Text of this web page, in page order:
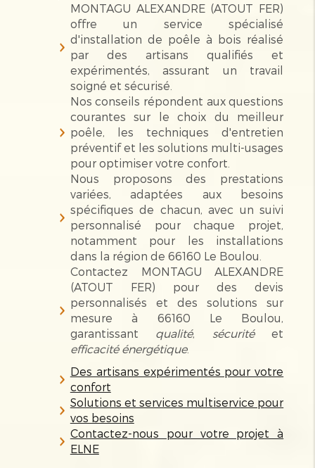
MONTAGU ALEXANDRE (ATOUT FER)
offre un service spécialisé
d'installation de poêle à bois réalisé
par des artisans qualifiés et
expérimentés, assurant un travail
soigné et sécurisé.
Nos conseils répondent aux questions
courantes sur le choix du meilleur
poêle, les techniques d'entretien
préventif et les solutions multi-usages
pour optimiser votre confort.
Nous proposons des prestations
variées, adaptées aux besoins
spécifiques de chacun, avec un suivi
personnalisé pour chaque projet,
notamment pour les installations
dans la région de 66160 Le Boulou.
Contactez MONTAGU ALEXANDRE
(ATOUT FER) pour des devis
personnalisés et des solutions sur
mesure à 66160 Le Boulou,
garantissant qualité, sécuritéet
efficacité énergétique.
Des artisans expérimentés pour votre
confort
Solutions et services multiservice pour
vos besoins
Contactez-nous pour votre projet à
ELNE